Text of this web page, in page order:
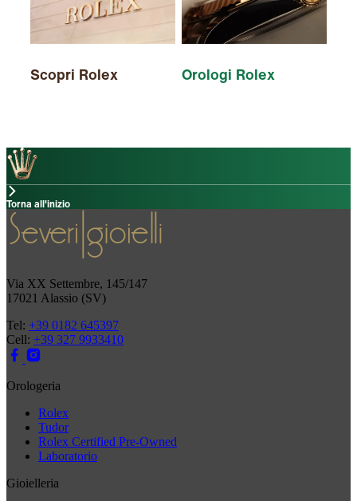
Scopri Rolex Orologi Rolex
Torna all'inizio
Via XX Settembre, 145/147
17021 Alassio (SV)
Tel: +39 0182 645397
Cell: +39 327 9933410
Orologeria
Rolex
Tudor
Rolex Certified Pre-Owned
Laboratorio
Gioielleria